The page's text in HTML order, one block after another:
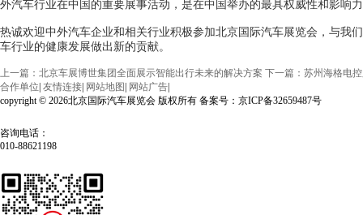
外汽车行业在中国的重要展事活动，是在中国举办的最具权威性和影响
热诚欢迎中外汽车企业和相关行业积极参加北京国际汽车展览会，与我
车行业的健康发展做出新的贡献。
上一篇：北京车展博世集团全面展示智能出行未来的解决方案 下一篇：苏州海格电
合作单位 友情连接 网站地图 网站广告
copyright © 2026北京国际汽车展览会 版权所有 备案号：京ICP备32659487号
咨询电话：
010-88621198